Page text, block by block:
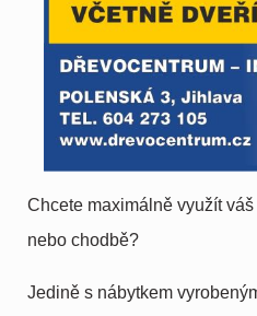
Chcete maximálně využít
nebo chodbě?
Jedině s nábytkem